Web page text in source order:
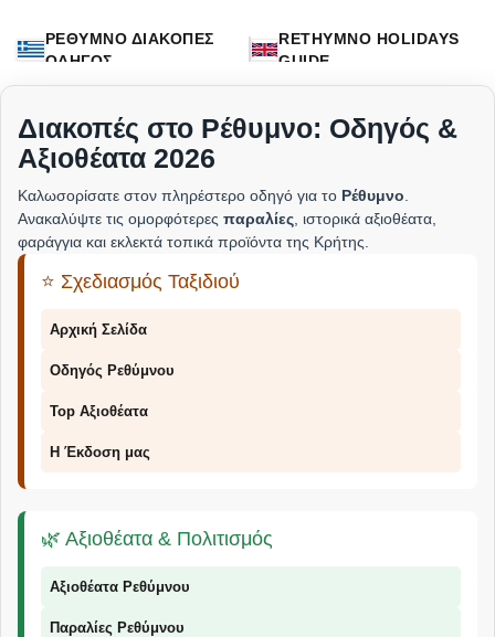
ΡΕΘΥΜΝΟ ΔΙΑΚΟΠΕΣ
ΟΔΗΓΟΣ
RETHYMNO HOLIDAYS
GUIDE
Διακοπές στο Ρέθυμνο: Οδηγός &
Αξιοθέατα 2026
Καλωσορίσατε στον πληρέστερο οδηγό για το Ρέθυμνο
Ανακαλύψτε τις ομορφότερες παραλίες , ιστορικά αξιοθέατα,
φαράγγια και εκλεκτά τοπικά προϊόντα της Κρήτης.
⭐ Σχεδιασμός Ταξιδιού
Αρχική Σελίδα
Οδηγός Ρεθύμνου
Top Αξιοθέατα
Η Έκδοση μας
🌿 Αξιοθέατα & Πολιτισμός
Αξιοθέατα Ρεθύμνου
Παραλίες Ρεθύμνου